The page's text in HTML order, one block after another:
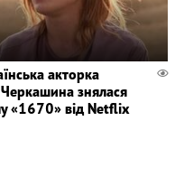
акторка
знялася
«1670» від Netflix